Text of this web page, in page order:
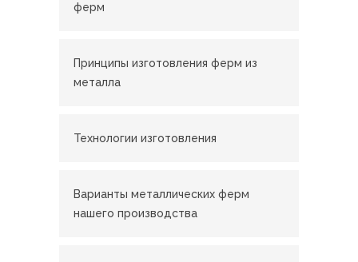
ферм
Принципы изготовления ферм из
металла
Технологии изготовления
Варианты металлических ферм
нашего производства